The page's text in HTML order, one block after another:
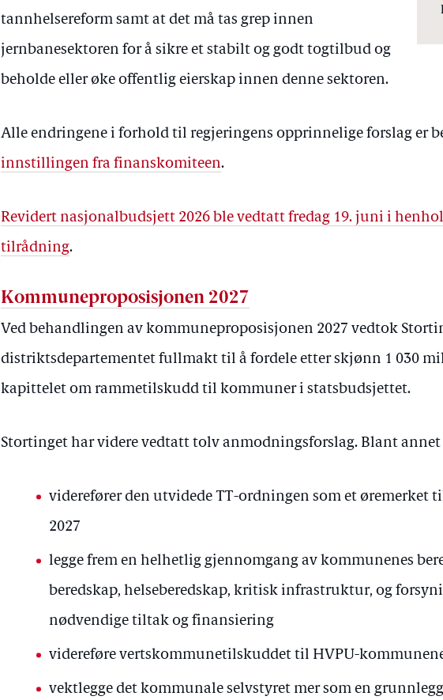
tannhelsereform samt at det må tas grep innen
jernbanesektoren for å sikre et stabilt og godt togtilbud og
beholde eller øke offentlig eierskap innen denne sektoren.
Alle endringene i forhold til regjeringens opprinnelige forslag er
innstillingen fra finanskomiteen.
Revidert nasjonalbudsjett 2026 ble vedtatt fredag 19. juni i
tilrådning.
Kommuneproposisjonen 2027
Ved behandlingen av kommuneproposisjonen 2027 vedtok
distriktsdepartementet fullmakt til å fordele etter skjønn 1 030
kapittelet om rammetilskudd til kommuner i statsbudsjettet.
Stortinget har videre vedtatt tolv anmodningsforslag. Blant
viderefører den utvidede TT-ordningen som et øremerket
2027
legge frem en helhetlig gjennomgang av kommunenes
beredskap, helseberedskap, kritisk infrastruktur, og
nødvendige tiltak og finansiering
videreføre vertskommunetilskuddet til HVPU-
vektlegge det kommunale selvstyret mer som en